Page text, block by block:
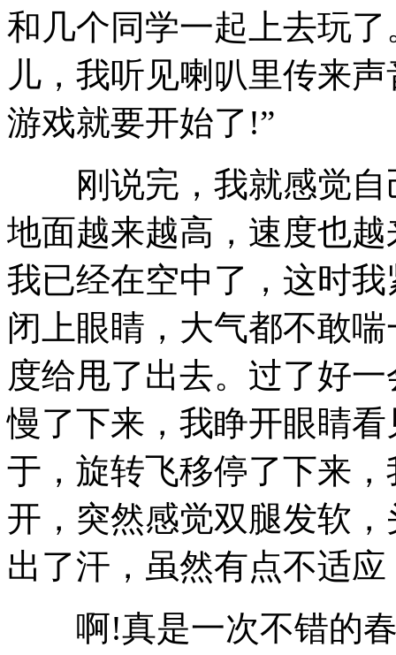
和几个同学一起上去玩
儿，我听见喇叭里传来
游戏就要开始了!”
刚说完，我就感觉自
地面越来越高，速度也
我已经在空中了，这时
闭上眼睛，大气都不敢
度给甩了出去。过了好
慢了下来，我睁开眼睛
于，旋转飞移停了下来
开，突然感觉双腿发软
出了汗，虽然有点不适
啊!真是一次不错的